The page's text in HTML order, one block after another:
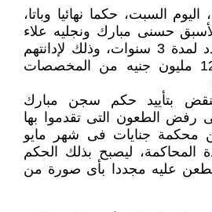
السبت، حكما نهائيا وباتا،
حسنى مبارك ونجليه علاء
وجمال، بالسجن المشدد لمدة 3 سنوات، وذلك لإدانتهم
بالاستيلاء على نحو 125 مليون جنيه من المخصصات
بتأييد حكم سجن مبارك
رفض الطعون التى تقدموا بها
محكمة جنايات فى شهر مايو
المحاكمة، ليصبح بذلك الحكم
للطعن عليه مجددا بأى صورة من